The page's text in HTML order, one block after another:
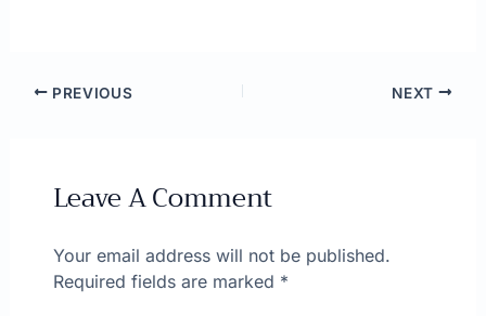
PREVIOUS NEXT
Leave A Comment
Your email address will not be published.
Required fields are marked *